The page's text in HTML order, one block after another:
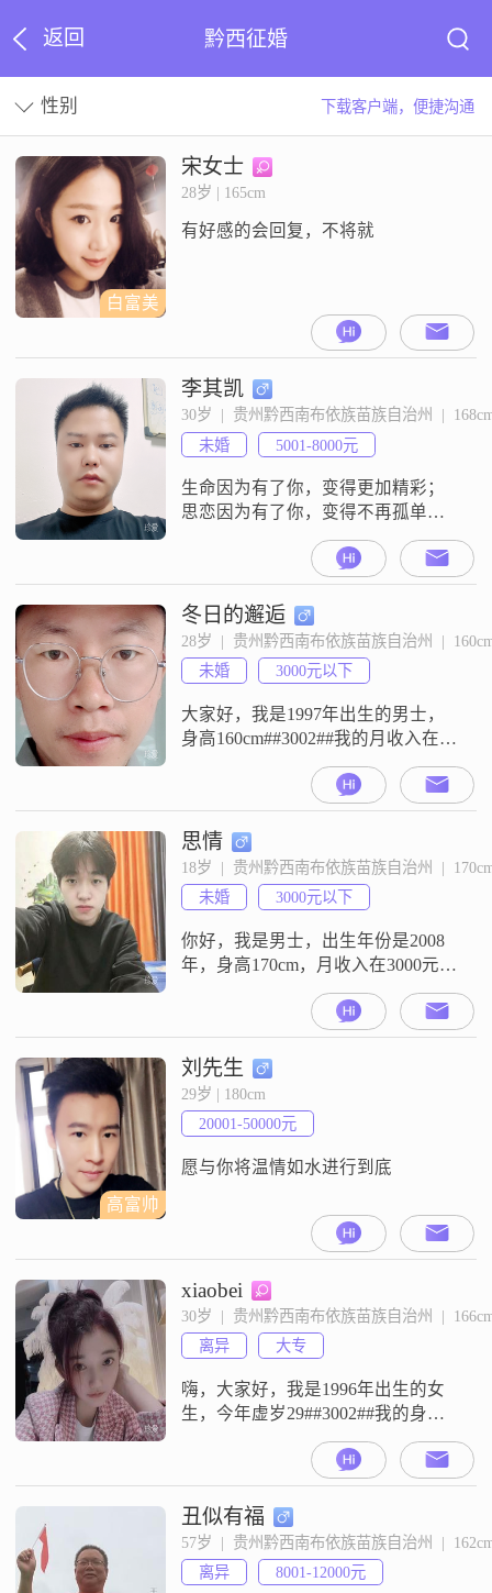
返回 黔西征婚
性别 下载客户端，便捷沟通
白富美
宋女士
28岁 | 165cm
有好感的会回复，不将就
李其凯
30岁  |  贵州黔西南布依族苗族自治州  |
未婚
5001-8000元
生命因为有了你，变得更加精彩；
思恋因为有了你，变得不再孤单；
路途因为有你，变得更加有趣；失
落因为有你，变得更加坚强；有
你，是我一生的幸福！可以接受养
着
冬日的邂逅
28岁  |  贵州黔西南布依族苗族自治州  |
未婚
3000元以下
大家好，我是1997年出生的男士，
身高160cm##3002##我的月收入在
3001到5000元之间##3002##我现在
的工作地点在黔西南布依族苗族自
治州##3002##我的学历是大学本科
##3002##我是一个成熟稳重的人，
平时性格随和，比较容易相处
##3002##我希望在相处过程中能和
对方共同成长##3002##
思情
18岁  |  贵州黔西南布依族苗族自治州  |
未婚
3000元以下
你好，我是男士，出生年份是2008
年，身高170cm，月收入在3000元以
下，工作地在黔西南布依族苗族自
治州，学历是中专##3002##我平时
喜欢规划未来，觉得两个人在一起
有共同的方向很重要##3002##对待
感情我坚持真诚相待，希望能遇到
一段双向奔赴的关系##3002##我是
个电影爱好者，也喜欢阅读写作，
愿意和你分享
高富帅
刘先生
29岁 | 180cm
20001-50000元
愿与你将温情如水进行到底
xiaobei
30岁  |  贵州黔西南布依族苗族自治州  |
离异
大专
嗨，大家好，我是1996年出生的女
生，今年虚岁29##3002##我的身高
是166cm，目前的工作地点在黔西南
布依族苗族自治州，学历是大专
##3002##关于收入方面，我目前的
月收入在3001元到5000元这个区间
##3002##在性格上，我自认为是一
个温柔体贴的人，平时也比较善解
人意##3002##我性格开朗爱笑，独
丑似有福
57岁  |  贵州黔西南布依族苗族自治州  |
离异
8001-12000元